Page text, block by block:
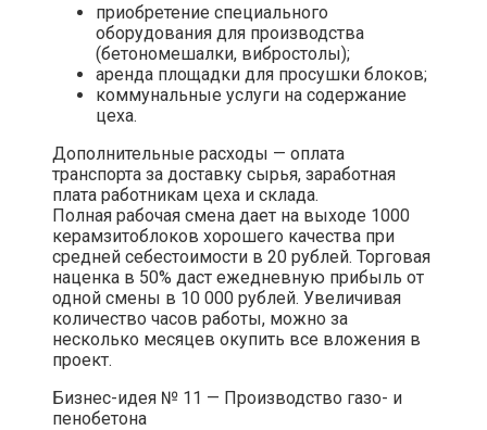
приобретение специального
оборудования для производства
(бетономешалки, вибростолы);
аренда площадки для просушки блоков;
коммунальные услуги на содержание
цеха.
Дополнительные расходы — оплата
транспорта за доставку сырья, заработная
плата работникам цеха и склада.
Полная рабочая смена дает на выходе 1000
керамзитоблоков хорошего качества при
средней себестоимости в 20 рублей. Торговая
наценка в 50% даст ежедневную прибыль от
одной смены в 10 000 рублей. Увеличивая
количество часов работы, можно за
несколько месяцев окупить все вложения в
проект.​
Бизнес-идея № 11 — Производство газо- и
пенобетона​